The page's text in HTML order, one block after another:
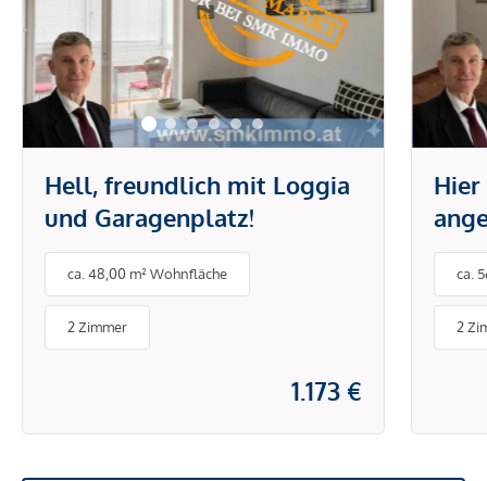
Hell, freundlich mit Loggia
und Garagenplatz!
ca. 48,00 m² Wohnfläche
2 Zimmer
1.173 €
ca.
2